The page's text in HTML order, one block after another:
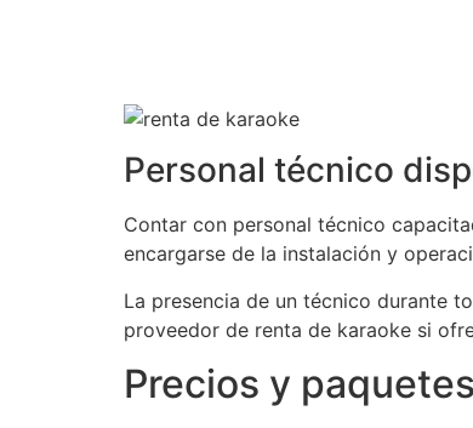
Personal técnico
Contar con personal técnico
encargarse de la instalación y
La presencia de un técnico durante
proveedor de renta de karaoke si
Precios y